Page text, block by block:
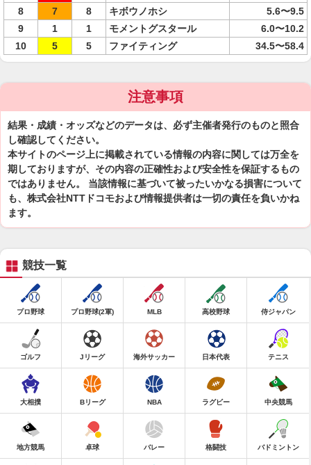
8
7 8 キボウノホシ
5.6〜9.5
9
1 1 モメントグスタール
6.0〜10.2
10
5 5 ファイティング 34.5〜58.4
注意事項
結果・成績・オッズなどのデータは、必ず主催者発行のものと照合
し確認してください。
本サイトのページ上に掲載されている情報の内容に関しては万全を
期しておりますが、その内容の正確性および安全性を保証するもの
ではありません。 当該情報に基づいて被ったいかなる損害について
も、株式会社NTTドコモおよび情報提供者は一切の責任を負いかね
ます。
競技一覧
プロ野球 プロ野球(2軍) MLB 高校野球 侍ジャパン
ゴルフ Jリーグ 海外サッカー 日本代表 テニス
大相撲 Bリーグ NBA ラグビー 中央競馬
地方競馬 卓球 バレー 格闘技 バドミントン